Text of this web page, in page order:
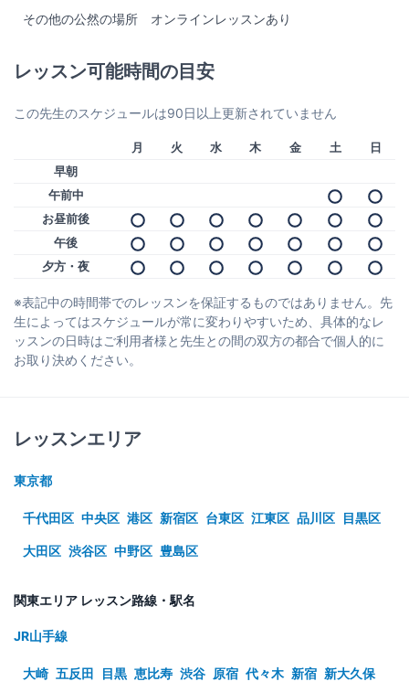
その他の公然の場所
オンラインレッスンあり
レッスン可能時間の目安
この先生のスケジュールは90日以上更新されていません
月 火 水 木 金 土
日
早朝
午前中
お昼前後
午後
夕方・夜
※表記中の時間帯でのレッスンを保証するものではありません。先
生によってはスケジュールが常に変わりやすいため、具体的なレ
ッスンの日時はご利用者様と先生との間の双方の都合で個人的に
お取り決めください。
レッスンエリア
東京都
千代田区 中央区 港区 新宿区 台東区 江東区 品川区 目黒区
大田区 渋谷区 中野区 豊島区
関東エリア レッスン路線・駅名
JR山手線
大崎 五反田 目黒 恵比寿 渋谷 原宿 代々木 新宿 新大久保